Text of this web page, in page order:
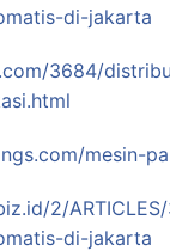
di-jakarta
3684/
mesin-
2/
di-jakarta